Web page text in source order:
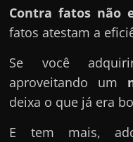
Contra fatos não
fatos atestam a
Se você
aproveitando um
deixa o que já era
E tem mais,